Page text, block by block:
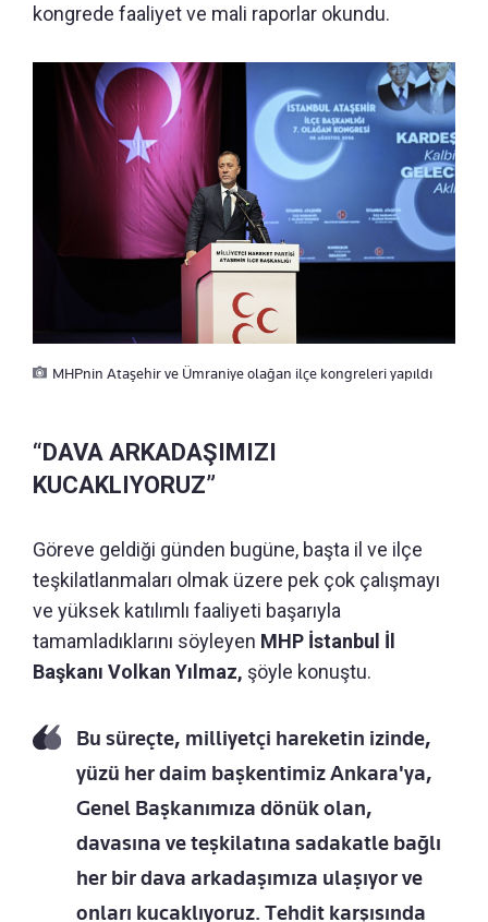
kongrede faaliyet ve mali raporlar okundu.
MHPnin Ataşehir ve Ümraniye olağan ilçe kongreleri yapıldı
“DAVA ARKADAŞIMIZI
KUCAKLIYORUZ”
Göreve geldiği günden bugüne, başta il ve ilçe
teşkilatlanmaları olmak üzere pek çok çalışmayı
ve yüksek katılımlı faaliyeti başarıyla
tamamladıklarını söyleyen MHP İstanbul İl
Başkanı Volkan Yılmaz, şöyle konuştu.
Bu süreçte, milliyetçi hareketin izinde,
yüzü her daim başkentimiz Ankara'ya,
Genel Başkanımıza dönük olan,
davasına ve teşkilatına sadakatle bağlı
her bir dava arkadaşımıza ulaşıyor ve
onları kucaklıyoruz. Tehdit karşısında